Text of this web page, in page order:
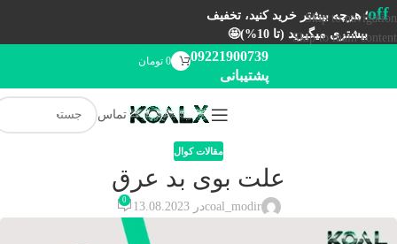
Skip to navigation
Skip to main content
off؛ هرچه بیشتر خرید کنید، تخفیف
بیشتری میگیرید (تا 10%)🤩
09221900739
پشتیبانی
0 تومان
تماس
مقالات کوال
علت بوی بد عرق
coal_modirدر 13.08.2023 0